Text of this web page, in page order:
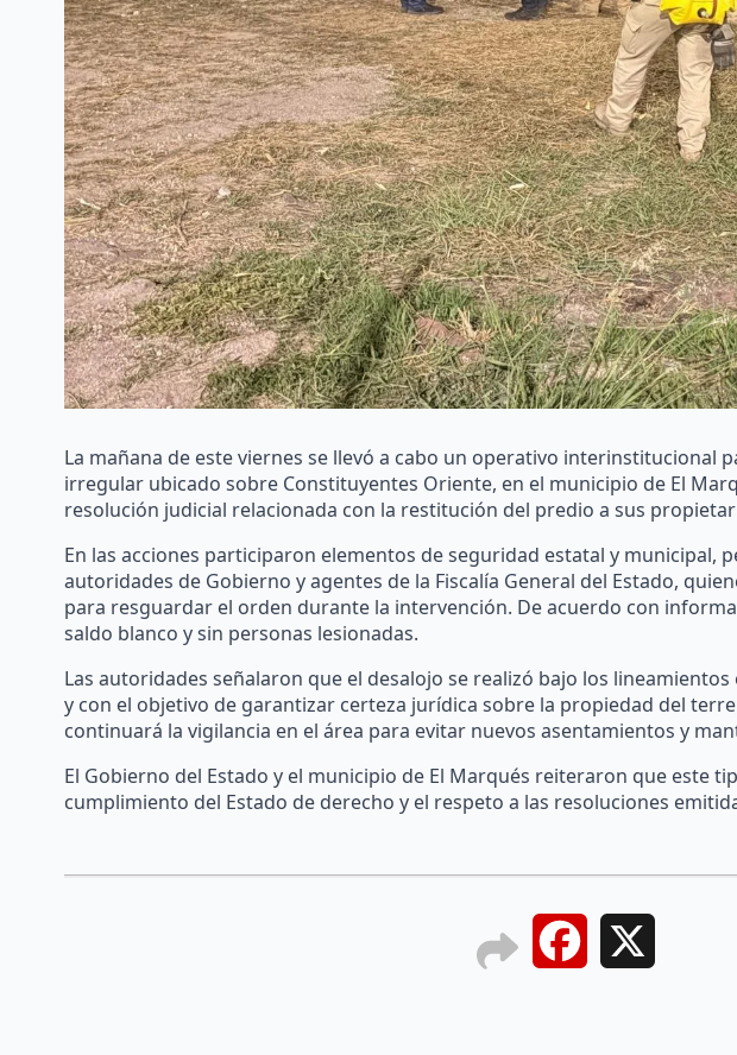
La mañana de este viernes se llevó a cabo un operativo interinstitucional
irregular ubicado sobre Constituyentes Oriente, en el municipio de El
resolución judicial relacionada con la restitución del predio a sus
En las acciones participaron elementos de seguridad estatal y municipal,
autoridades de Gobierno y agentes de la Fiscalía General del Estado,
para resguardar el orden durante la intervención. De acuerdo con
saldo blanco y sin personas lesionadas.
Las autoridades señalaron que el desalojo se realizó bajo los
y con el objetivo de garantizar certeza jurídica sobre la propiedad del
continuará la vigilancia en el área para evitar nuevos asentamientos y
El Gobierno del Estado y el municipio de El Marqués reiteraron que este
cumplimiento del Estado de derecho y el respeto a las resoluciones
Facebook